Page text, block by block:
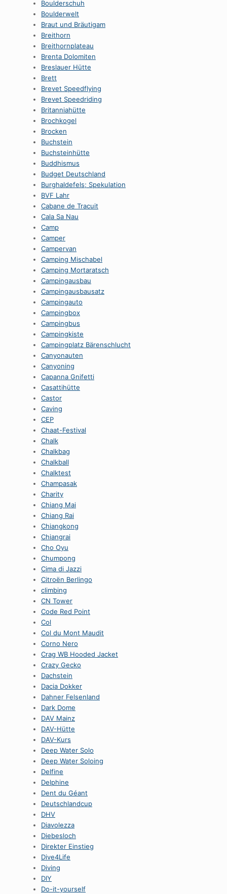
Boulderschuh
Boulderwelt
Braut und Bräutigam
Breithorn
Breithornplateau
Brenta Dolomiten
Breslauer Hütte
Brett
Brevet Speedflying
Brevet Speedriding
Britanniahütte
Brochkogel
Brocken
Buchstein
Buchsteinhütte
Buddhismus
Budget Deutschland
Burghaldefels; Spekulation
BVF Lahr
Cabane de Tracuit
Cala Sa Nau
Camp
Camper
Campervan
Camping Mischabel
Camping Mortaratsch
Campingausbau
Campingausbausatz
Campingauto
Campingbox
Campingbus
Campingkiste
Campingplatz Bärenschlucht
Canyonauten
Canyoning
Capanna Gnifetti
Casattihütte
Castor
Caving
CEP
Chaat-Festival
Chalk
Chalkbag
Chalkball
Chalktest
Champasak
Charity
Chiang Mai
Chiang Rai
Chiangkong
Chiangrai
Cho Oyu
Chumpong
Cima di Jazzi
Citroën Berlingo
climbing
CN Tower
Code Red Point
Col
Col du Mont Maudit
Corno Nero
Crag WB Hooded Jacket
Crazy Gecko
Dachstein
Dacia Dokker
Dahner Felsenland
Dark Dome
DAV Mainz
DAV-Hütte
DAV-Kurs
Deep Water Solo
Deep Water Soloing
Delfine
Delphine
Dent du Géant
Deutschlandcup
DHV
Diavolezza
Diebesloch
Direkter Einstieg
Dive4Life
Diving
DIY
Do-it-yourself